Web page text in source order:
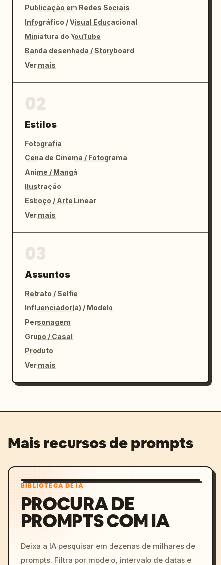
Publicação em Redes Sociais
Infográfico / Visual Educacional
Miniatura do YouTube
Banda desenhada / Storyboard
Ver mais
Estilos
Fotografia
Cena de Cinema / Fotograma
Anime / Mangá
Ilustração
Esboço / Arte Linear
Ver mais
Assuntos
Retrato / Selfie
Influenciador(a) / Modelo
Personagem
Grupo / Casal
Produto
Ver mais
Mais recursos de prompts
BIBLIOTECA DE IA
PROCURA DE
PROMPTS COM IA
Deixa a IA pesquisar em dezenas de milhares de
prompts. Filtra por modelo, intervalo de datas e